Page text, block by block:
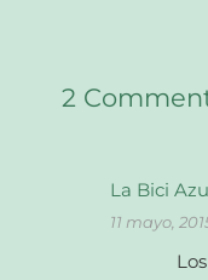
2
La Bici
11 mayo,